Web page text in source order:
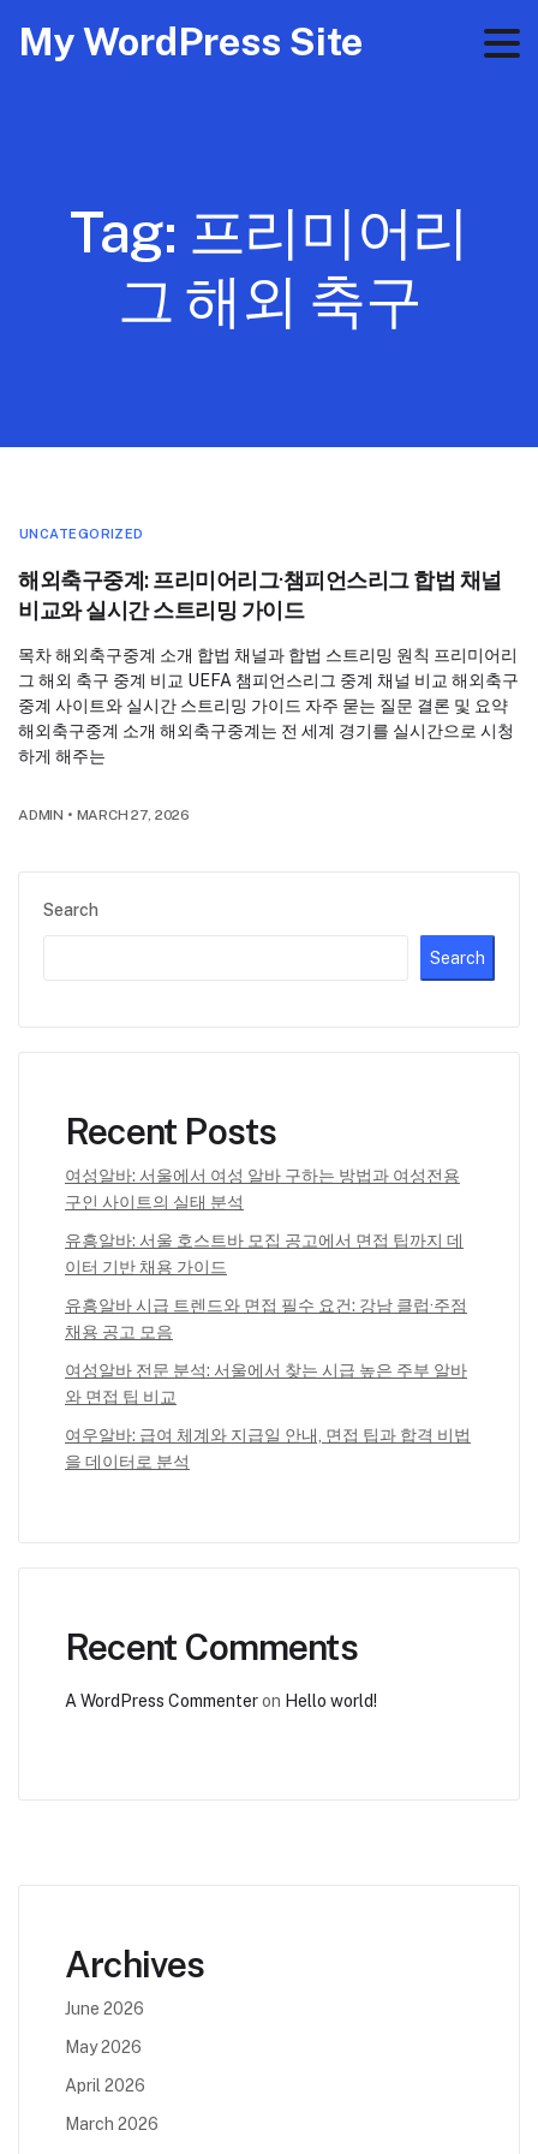
My WordPress Site
Tag: 프리미어리
그 해외 축구
Search
Search
Recent Posts
여성알바: 서울에서 여성 알바 구하는 방법과 여성전용
구인 사이트의 실태 분석
유흥알바: 서울 호스트바 모집 공고에서 면접 팁까지 데
이터 기반 채용 가이드
유흥알바 시급 트렌드와 면접 필수 요건: 강남 클럽·주점
채용 공고 모음
여성알바 전문 분석: 서울에서 찾는 시급 높은 주부 알바
와 면접 팁 비교
여우알바: 급여 체계와 지급일 안내, 면접 팁과 합격 비법
을 데이터로 분석
Recent Comments
A WordPress Commenteron Hello world!
UNCATEGORIZED
해외축구중계: 프리미어리그·챔피언스리그 합법 채널
비교와 실시간 스트리밍 가이드
목차 해외축구중계 소개 합법 채널과 합법 스트리밍 원칙 프리미어리
그 해외 축구 중계 비교 UEFA 챔피언스리그 중계 채널 비교 해외축구
중계 사이트와 실시간 스트리밍 가이드 자주 묻는 질문 결론 및 요약
해외축구중계 소개 해외축구중계는 전 세계 경기를 실시간으로 시청
하게 해주는
ADMIN • MARCH 27, 2026
Archives
June 2026
May 2026
April 2026
March 2026